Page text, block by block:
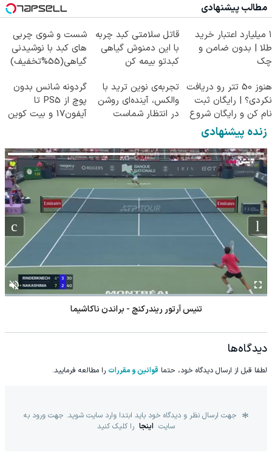
مطالب پیشنهادی
۱ میلیارد اعتبار خرید
طلا | بدون ضامن و
چک
قاتل سلامتی کبد چربه
با این دمنوش گیاهی
کبدتو بیمه کن
شست و شوی چربی
های کبد با نوشیدنی
گیاهی(55%تخفیف)
هنوز 50 تتر رو دریافت
نکردی؟ | رایگان ثبت
نام کن و رایگان شروع
کن!
تجربه‌ی نوین ترید با
والکس، آینده‌ای روشن
در انتظار شماست
گردونه شانس بدون
پوچ از PS5 تا
آیفون17 و بیت کوین
زنده پیشنهادی
تنیس آرتور ریندرکنچ - براندن ناکاشیما
دیدگاه‌ها
لطفا قبل از ارسال دیدگاه خود، حتما قوانین و مقررات را مطالعه فرمایید.
جهت ارسال نظر و دیدگاه خود باید ابتدا وارد سایت شوید. جهت ورود به
سایت اینجا را کلیک کنید